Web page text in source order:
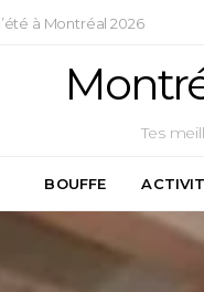
à Montréal 2026
Tes
BOUFFE